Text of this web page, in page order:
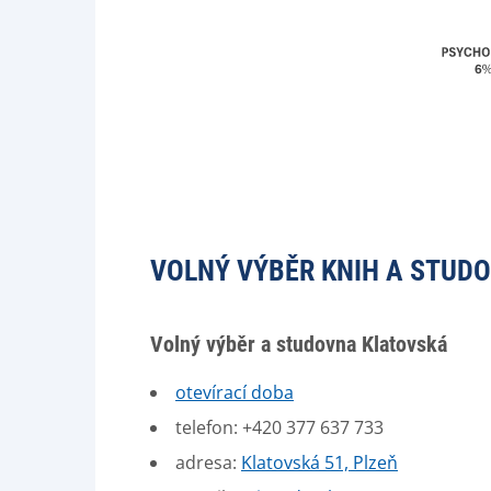
VOLNÝ VÝBĚR KNIH A
Volný výběr a studovna Klatovská
otevírací doba
telefon: +420 377 637 733
adresa: Klatovská 51, Plzeň